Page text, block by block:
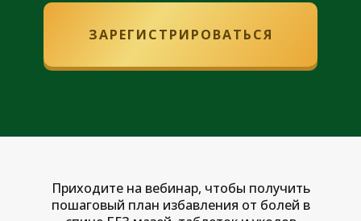
ЗАРЕГИСТРИРОВАТЬСЯ
Приходите на вебинар, чтобы получить
пошаговый план избавления от болей в